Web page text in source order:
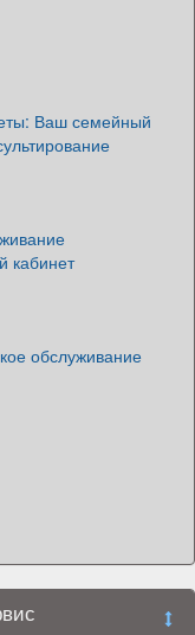
Ваш семейный
кабинет
обслуживание